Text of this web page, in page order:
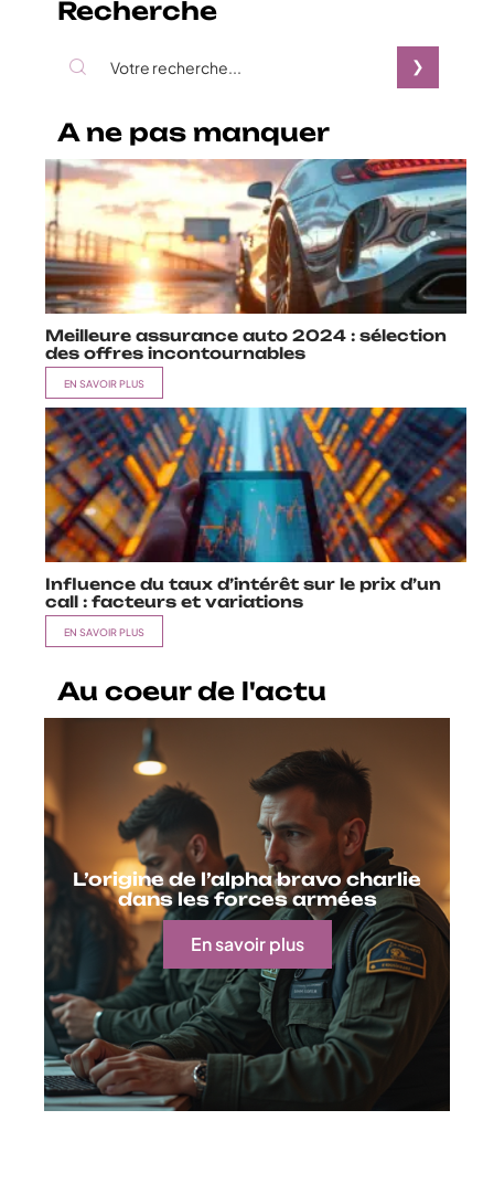
Recherche
A ne pas manquer
Meilleure assurance auto 2024 : sélection
des offres incontournables
EN SAVOIR PLUS
Influence du taux d’intérêt sur le prix d’un
call : facteurs et variations
EN SAVOIR PLUS
Au coeur de l'actu
L’origine de l’alpha bravo charlie
dans les forces armées
En savoir plus